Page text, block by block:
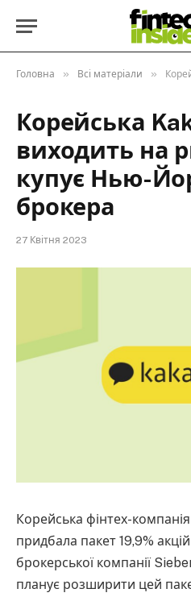
Головна » Всі матеріали »
Корейська
виходить на
купує Нью-
брокера
27 Квітня 2023
Корейська фінтех-
придбала пакет 19,9%
брокерської компанії
планує розширити цей